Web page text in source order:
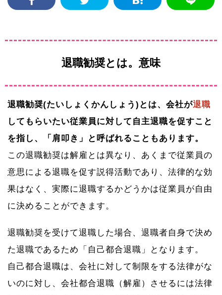
退職勧奨とは。意味
退職勧奨(たいしょくかんしょう)とは、会社が退職
してもらいたい従業員に対して自主退職を促すこと
を指し、「肩叩き」と呼ばれることもあります。
この退職勧奨は解雇とは異なり、あくまで従業員の
意思による退職を促す説得活動であり、法律的な効
果はなく、実際に退職するかどうかは従業員が自由
に決めることができます。
退職勧奨を受けて退職した場合、退職者自身で決め
た退職であるため「自己都合退職」となります。
自己都合退職は、会社に対して制限をする法律がな
いのに対し、会社都合退職（解雇）させるには法律